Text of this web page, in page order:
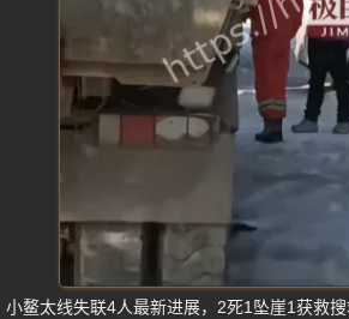
小鳌太线失联4人最新进展，2死1坠崖1获救